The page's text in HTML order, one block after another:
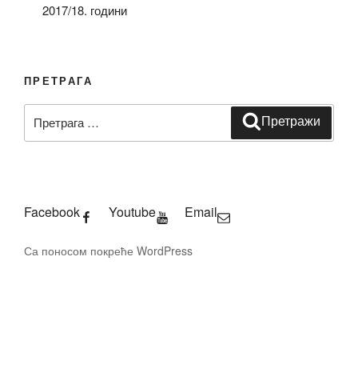
2017/18. години
ПРЕТРАГА
за:
Претражи
Facebook Youtube Email
Са поносом покреће WordPress